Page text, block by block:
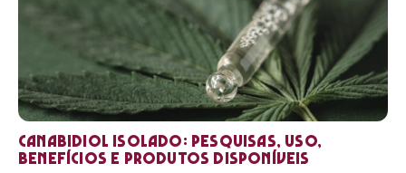
Canabidiol Isolado: pesquisas, uso,
benefícios e produtos disponíveis